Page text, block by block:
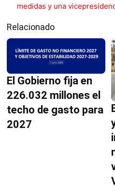
medidas y una
Relacionado
El Gobierno fija en
226.032 millones el
techo de gasto para
2027